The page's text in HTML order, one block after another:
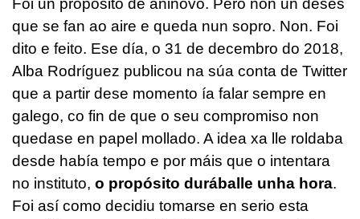
Foi un propósito de aninovo. Pero non un deses
que se fan ao aire e queda nun sopro. Non. Foi
dito e feito. Ese día, o 31 de decembro do 2018,
Alba Rodríguez publicou na súa conta de Twitter
que a partir dese momento ía falar sempre en
galego, co fin de que o seu compromiso non
quedase en papel mollado. A idea xa lle roldaba
desde había tempo e por máis que o intentara
no instituto, o propósito duráballe unha hora.
Foi así como decidiu tomarse en serio esta